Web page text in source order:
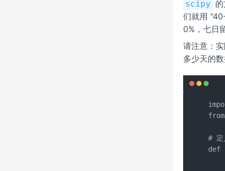
scipy
们就用
0%，七日
请注意：
多少天的
# 定
def